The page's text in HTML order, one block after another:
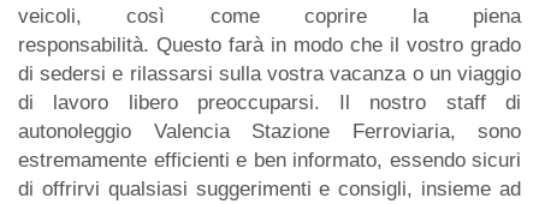
veicoli, così come coprire la piena
responsabilità. Questo farà in modo che il vostro grado
di sedersi e rilassarsi sulla vostra vacanza o un viaggio
di lavoro libero preoccuparsi. Il nostro staff di
autonoleggio Valencia Stazione Ferroviaria, sono
estremamente efficienti e ben informato, essendo sicuri
di offrirvi qualsiasi suggerimenti e consigli, insieme ad